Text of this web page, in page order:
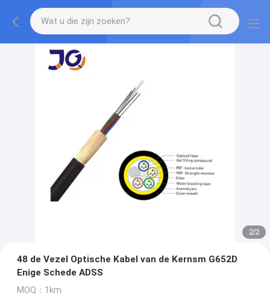
2/2
48 de Vezel Optische Kabel van de Kernsm G652D
Enige Schede ADSS
MOQ：1km